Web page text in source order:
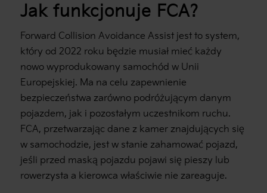
Jak funkcjonuje FCA?
Forward Collision Avoidance Assist jest to system,
który od 2022 roku będzie musiał mieć każdy
nowo wyprodukowany samochód w Unii
Europejskiej. Ma na celu zapewnienie
bezpieczeństwa zarówno podróżującym danym
pojazdem, jak i pozostałym uczestnikom ruchu.
FCA, przetwarzając dane z kamer znajdujących się
w samochodzie, jest w stanie zahamować pojazd,
jeśli przed maską pojazdu pojawi się pieszy lub
rowerzysta a kierowca właściwie nie zareaguje.